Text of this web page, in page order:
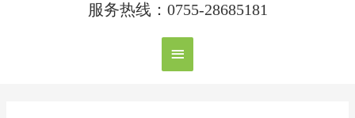
服务热线：0755-28685181